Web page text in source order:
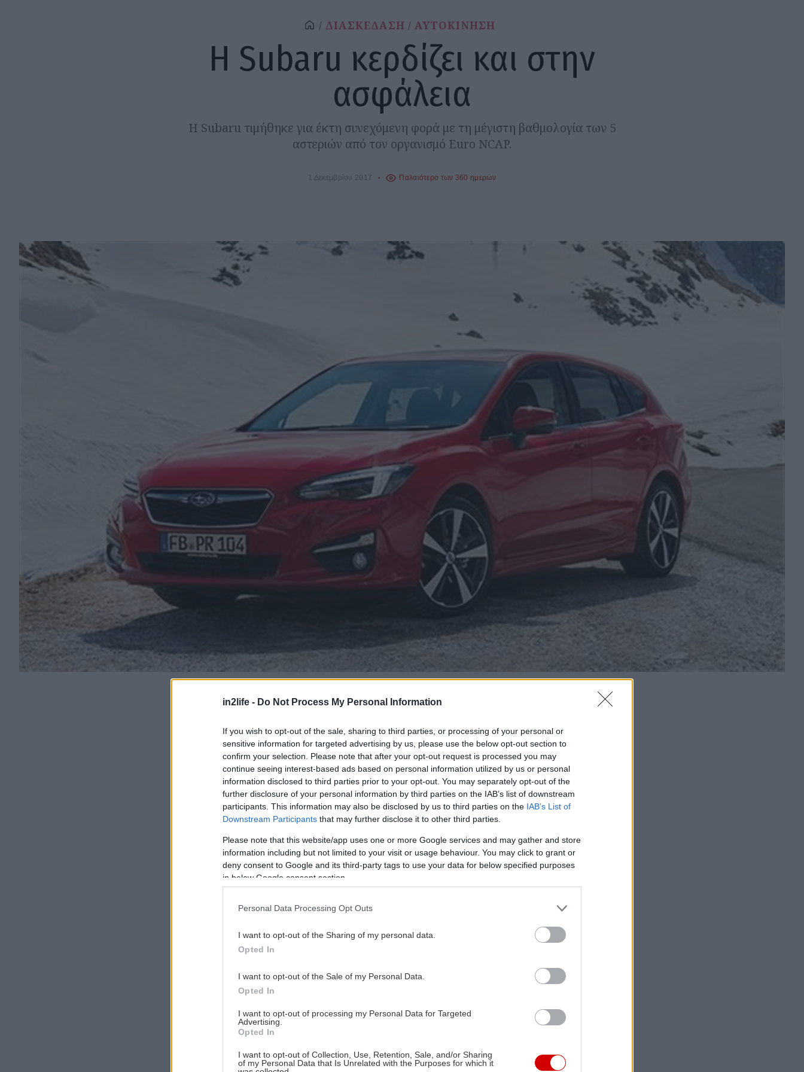
in2life - Do Not Process My Personal Information
If you wish to opt-out of the sale, sharing to third parties, or processing of your personal or
sensitive information for targeted advertising by us, please use the below opt-out section to
confirm your selection. Please note that after your opt-out request is processed you may
continue seeing interest-based ads based on personal information utilized by us or personal
information disclosed to third parties prior to your opt-out. You may separately opt-out of the
further disclosure of your personal information by third parties on the IAB’s list of downstream
participants. This information may also be disclosed by us to third parties on the IAB’s List of
Downstream Participants that may further disclose it to other third parties.
Please note that this website/app uses one or more Google services and may gather and store
information including but not limited to your visit or usage behaviour. You may click to grant or
deny consent to Google and its third-party tags to use your data for below specified purposes
in below Google consent section.
Personal Data Processing Opt Outs
I want to opt-out of the Sharing of my personal data.
Opted In
I want to opt-out of the Sale of my Personal Data.
Opted In
I want to opt-out of processing my Personal Data for Targeted
Advertising.
Opted In
I want to opt-out of Collection, Use, Retention, Sale, and/or Sharing
of my Personal Data that Is Unrelated with the Purposes for which it
ΔΙΑΣΚΕΔΑΣΗ ΑΥΤΟΚΙΝΗΣΗ
Η Subaru κερδίζει και στην
ασφάλεια
Η Subaru τιμήθηκε για έκτη συνεχόμενη φορά με τη μέγιστη βαθμολογία των 5
αστεριών από τον οργανισμό Euro NCAP.
1 Δεκεμβρίου 2017 Παλαιότερο των 360 ημερών